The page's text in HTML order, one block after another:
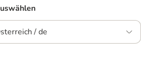
/ de